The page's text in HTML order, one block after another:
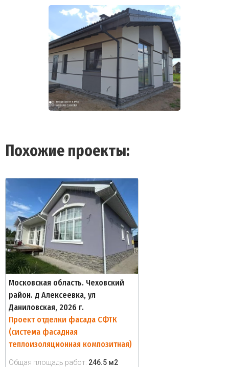
Похожие проекты:
Московская область. Чеховский
район. д Алексеевка, ул
Даниловская, 2026 г.
Проект отделки фасада СФТК
(система фасадная
теплоизоляционная композитная)
Общая площадь работ: 246.5 м2